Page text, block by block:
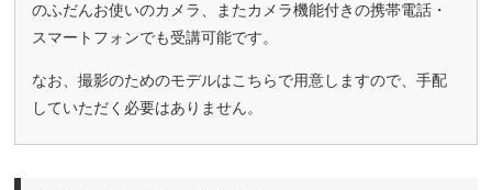
のふだんお使いのカメラ、またカメラ機能付きの携帯電話・
スマートフォンでも受講可能です。
なお、撮影のためのモデルはこちらで用意しますので、手配
していただく必要はありません。